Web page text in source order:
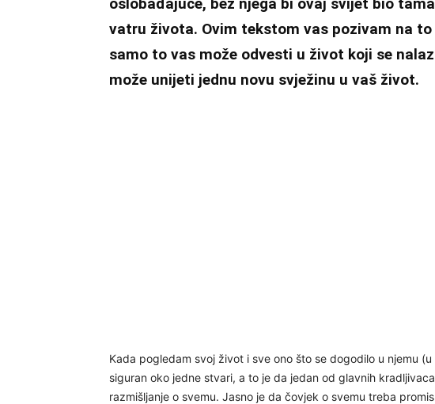
vatru života. Ovim tekstom vas pozivam na
samo to vas može odvesti u život koji se
može unijeti jednu novu svježinu u vaš život.
Kada pogledam svoj život i sve ono što se dogodilo u njemu
siguran oko jedne stvari, a to je da jedan od glavnih
razmišljanje o svemu. Jasno je da čovjek o svemu treba